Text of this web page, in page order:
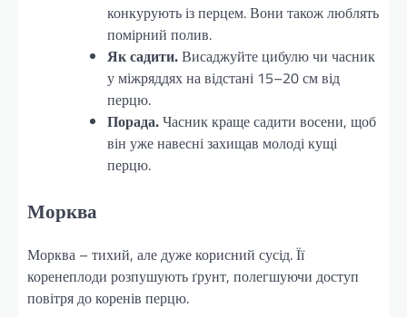
конкурують із перцем. Вони також люблять
помірний полив.
Як садити.Висаджуйте цибулю чи часник
у міжряддях на відстані 15–20 см від
перцю.
Порада.Часник краще садити восени, щоб
він уже навесні захищав молоді кущі
перцю.
Морква
Морква – тихий, але дуже корисний сусід. Її
коренеплоди розпушують ґрунт, полегшуючи доступ
повітря до коренів перцю.